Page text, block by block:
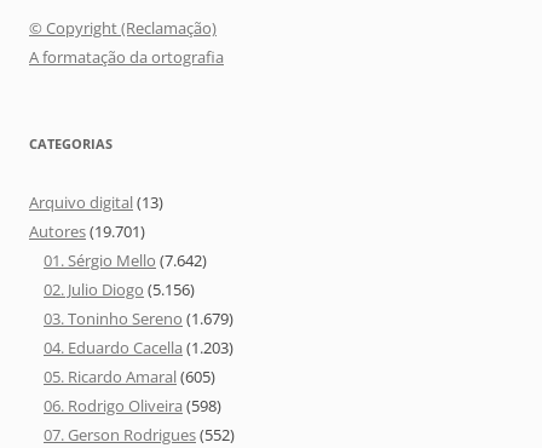
© Copyright (Reclamação)
A formatação da ortografia
CATEGORIAS
Arquivo digital(13)
Autores(19.701)
01. Sérgio Mello (7.642)
02. Julio Diogo (5.156)
03. Toninho Sereno (1.679)
04. Eduardo Cacella (1.203)
05. Ricardo Amaral(605)
06. Rodrigo Oliveira (598)
07. Gerson Rodrigues(552)